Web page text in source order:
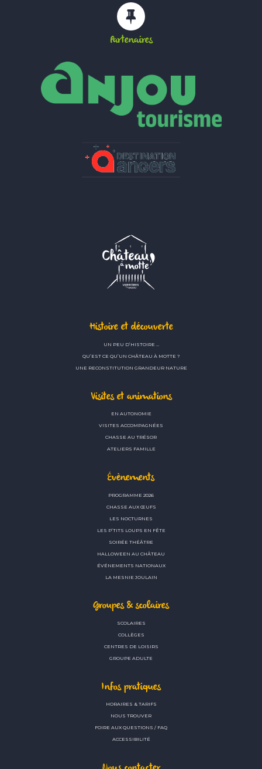
Partenaires
Histoire et découverte
UN PEU D’HISTOIRE …
QU’EST CE QU’UN CHÂTEAU À MOTTE ?
UNE RECONSTITUTION GRANDEUR NATURE
Visites et animations
EN AUTONOMIE
VISITES ACCOMPAGNÉES
CHASSE AU TRÉSOR
ATELIERS FAMILLE
Évènements
PROGRAMME 2026
CHASSE AUX ŒUFS
LES NOCTURNES
LES P’TITS LOUPS EN FÊTE
SOIRÉE THÉÂTRE
HALLOWEEN AU CHÂTEAU
ÉVÉNEMENTS NATIONAUX
LA MESNIE JOULAIN
Groupes & scolaires
SCOLAIRES
COLLÈGES
CENTRES DE LOISIRS
GROUPE ADULTE
Infos pratiques
HORAIRES & TARIFS
NOUS TROUVER
FOIRE AUX QUESTIONS / FAQ
ACCESSIBILITÉ